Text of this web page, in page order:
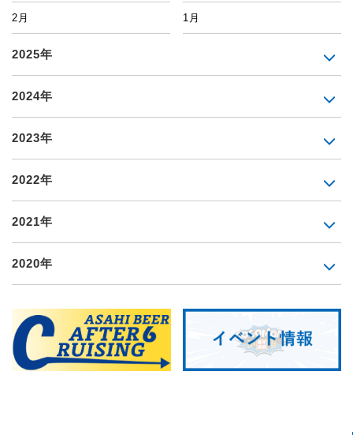
2月 1月
2025年
2024年
2023年
2022年
2021年
2020年